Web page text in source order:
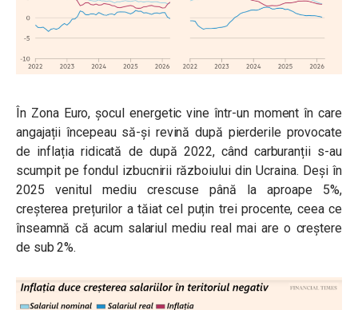
În Zona Euro, șocul energetic vine într-un moment în care
angajații începeau să-și revină după pierderile provocate
de inflația ridicată de după 2022, când carburanții s-au
scumpit pe fondul izbucnirii războiului din Ucraina. Deși în
2025 venitul mediu crescuse până la aproape 5%,
creșterea prețurilor a tăiat cel puțin trei procente, ceea ce
înseamnă că acum salariul mediu real mai are o creștere
de sub 2%.